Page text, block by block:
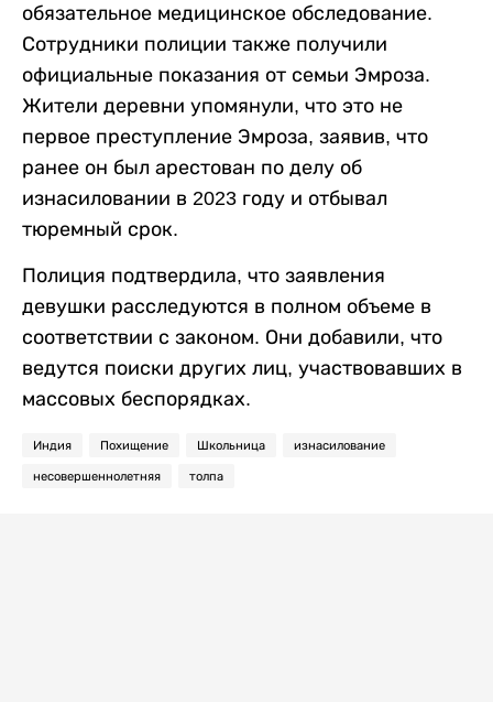
обязательное медицинское обследование.
Сотрудники полиции также получили
официальные показания от семьи Эмроза.
Жители деревни упомянули, что это не
первое преступление Эмроза, заявив, что
ранее он был арестован по делу об
изнасиловании в 2023 году и отбывал
тюремный срок.
Полиция подтвердила, что заявления
девушки расследуются в полном объеме в
соответствии с законом. Они добавили, что
ведутся поиски других лиц, участвовавших в
массовых беспорядках.
Индия Похищение Школьница изнасилование
несовершеннолетняя толпа